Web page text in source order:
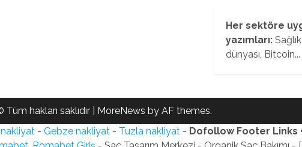
Her sektöre
yazımları:
dünyası, Bitcoin...
hakları saklıdır MoreNews by AF themes.
- Gebze nakliyat - Tuzla nakliyat - Dofollow Footer Links